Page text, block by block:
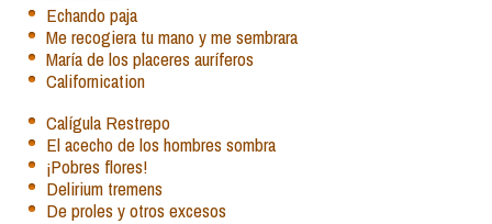
Echando paja
Me recogiera tu mano y me sembrara
María de los placeres auríferos
Californication
Calígula Restrepo
El acecho de los hombres sombra
¡Pobres flores!
Delirium tremens
De proles y otros excesos